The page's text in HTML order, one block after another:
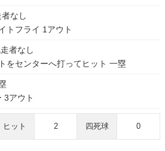
なし
トフライ 1アウト
者なし
をセンターへ打ってヒット 一塁
3アウト
ヒット 2 四死球 0